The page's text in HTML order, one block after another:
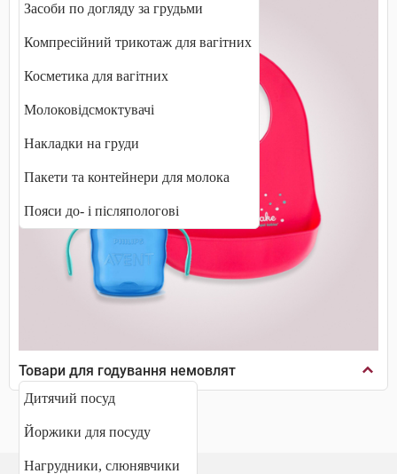
Засоби по догляду за грудьми
Компресійний трикотаж для вагітних
Косметика для вагітних
Молоковідсмоктувачі
Накладки на груди
Пакети та контейнери для молока
Пояси до- і післяпологові
Товари для годування немовлят
Дитячий посуд
Йоржики для посуду
Нагрудники, слюнявчики